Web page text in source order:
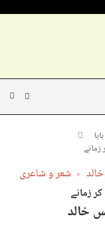
زمانے
شعر و شاعری
زمانے
خالد